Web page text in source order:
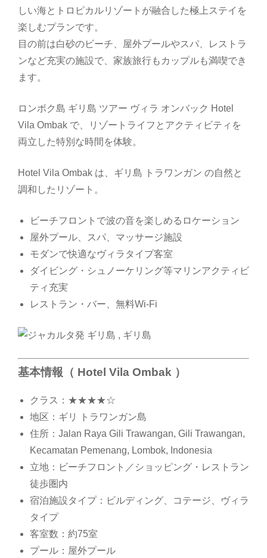
しい海とトロピカルリゾートが融合した極上ステイを
楽しむプランです。
目の前は白砂のビーチ、屋外プールやスパ、レストラ
ンなど充実の施設で、家族旅行もカップルも満喫でき
ます。
ロンボク島 ギリ島 ツアー ヴィラ オンバック Hotel
Vila Ombak で、リゾートライフとアクティビティを
両立した特別な時間を体験。
Hotel Vila Ombak は、ギリ島 トラワンガン の自然と
調和したリゾート。
ビーチフロントで波の音を楽しめるロケーション
屋外プール、スパ、マッサージ施設
モダンで快適なヴィラタイプ客室
ダイビング・シュノーケリング等マリンアクティビ
ティ充実
レストラン・バー、無料Wi-Fi
基本情報（ Hotel Vila Ombak ）
クラス：★★★★☆
地区：ギリ トラワンガン島
住所：Jalan Raya Gili Trawangan, Gili Trawangan,
Kecamatan Pemenang, Lombok, Indonesia
立地：ビーチフロント／ショッピング・レストラン
徒歩圏内
宿泊施設タイプ：ビルディング、コテージ、ヴィラ
タイプ
客室数：約75室
プール：屋外プール